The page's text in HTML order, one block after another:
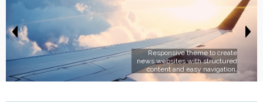
Minimum coding knowledge is
required for customizing almost
every detail that shows up in the
front-end.